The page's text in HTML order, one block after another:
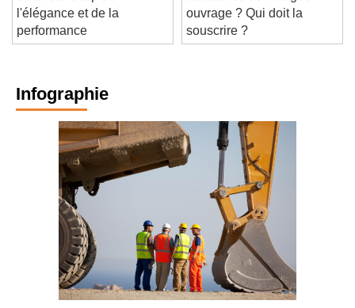
solaires: le top de
l'élégance et de la
performance
assurance dommages-
ouvrage ? Qui doit la
souscrire ?
Infographie